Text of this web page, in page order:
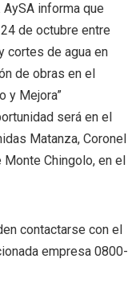
informa que
de octubre entre
cortes de agua en
de obras en el
y Mejora”
será en el
Matanza, Coronel
Monte Chingolo, en el
contactarse con el
empresa 0800-